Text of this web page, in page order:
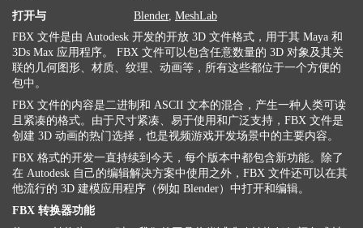
打开与
Blender, MeshLab
FBX 文件是由 Autodesk 开发的开放 3D 文件格式，用于其 Maya 和
3Ds Max 应用程序。 FBX 文件可以包含任意数量的 3D 对象及其关
联的几何图形、材质、纹理、动画等，所有这些都位于一个方便的
包中。
FBX 文件的内容是二进制和 ASCII 文本的混合，产生一种人类可读
且紧凑的格式。由于尺寸紧凑、易于使用和广泛支持，FBX 文件是
创建 3D 动画的热门选择，也是视频游戏开发场景中的主要内容。
FBX 格式的开发一直持续到今天，每个版本中都包含新功能。除了
在 Autodesk 自己的编辑解决方案中使用之外，FBX 文件还可以在其
他流行的 3D 建模应用程序（例如 Blender）中打开和编辑。
FBX 转换器功能